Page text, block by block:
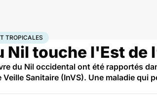
infectieusesMaladies infectieuses et tropicales
TROPICALES
Nil touche l'Est de
du Nil occidental ont été rapportés
Sanitaire (InVS). Une maladie qui